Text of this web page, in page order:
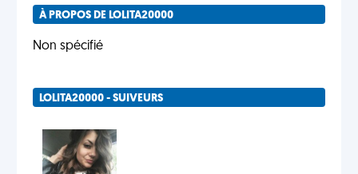
À PROPOS DE LOLITA20000
Non spécifié
LOLITA20000 - SUIVEURS